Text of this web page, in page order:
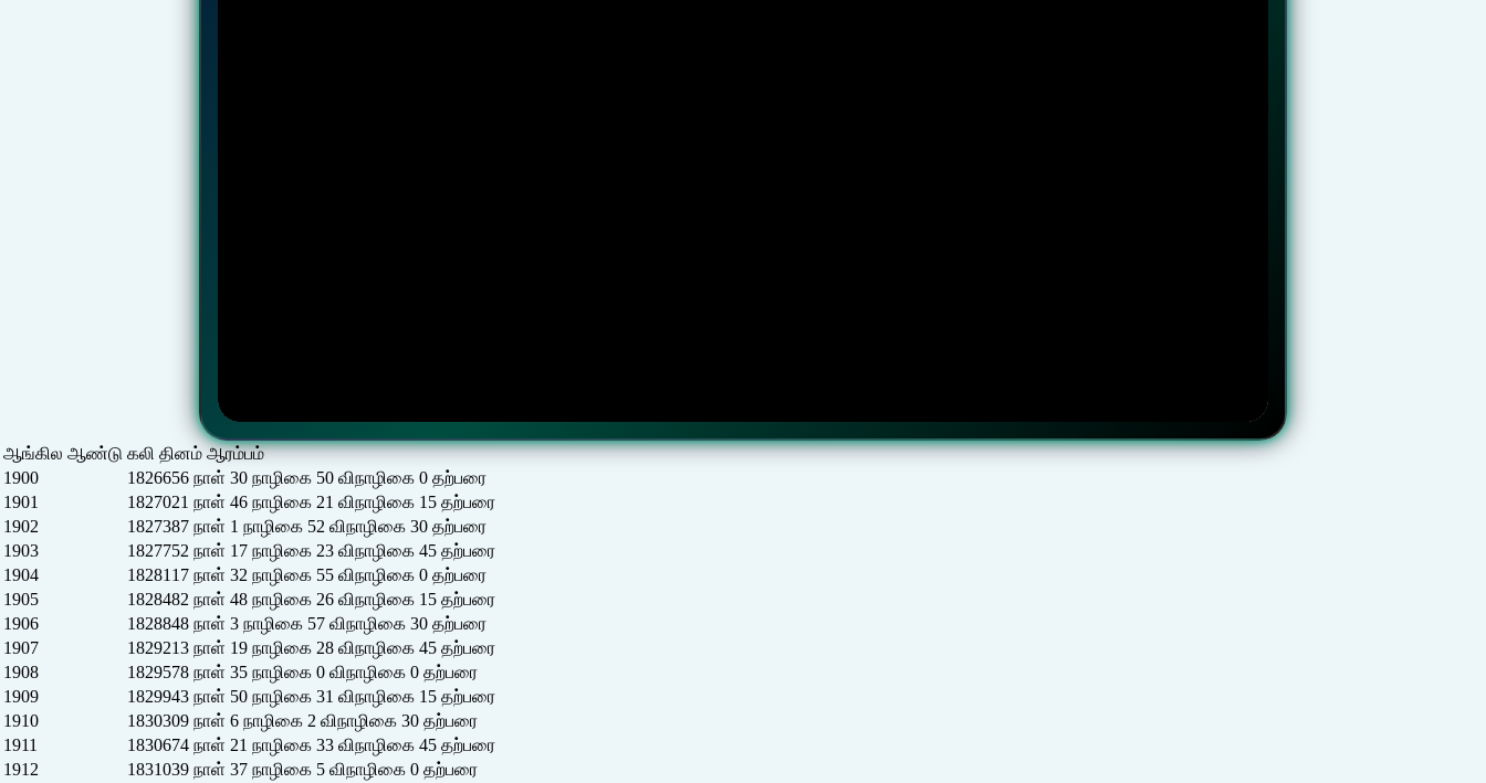
ஆங்கில ஆண்டு கலி தினம் ஆரம்பம்
1900
1826656 நாள் 30 நாழிகை 50 விநாழிகை 0 தற்பரை
1901
1827021 நாள் 46 நாழிகை 21 விநாழிகை 15 தற்பரை
1902
1827387 நாள் 1 நாழிகை 52 விநாழிகை 30 தற்பரை
1903
1827752 நாள் 17 நாழிகை 23 விநாழிகை 45 தற்பரை
1904
1828117 நாள் 32 நாழிகை 55 விநாழிகை 0 தற்பரை
1905
1828482 நாள் 48 நாழிகை 26 விநாழிகை 15 தற்பரை
1906
1828848 நாள் 3 நாழிகை 57 விநாழிகை 30 தற்பரை
1907
1829213 நாள் 19 நாழிகை 28 விநாழிகை 45 தற்பரை
1908
1829578 நாள் 35 நாழிகை 0 விநாழிகை 0 தற்பரை
1909
1829943 நாள் 50 நாழிகை 31 விநாழிகை 15 தற்பரை
1910
1830309 நாள் 6 நாழிகை 2 விநாழிகை 30 தற்பரை
1911
1830674 நாள் 21 நாழிகை 33 விநாழிகை 45 தற்பரை
1912
1831039 நாள் 37 நாழிகை 5 விநாழிகை 0 தற்பரை